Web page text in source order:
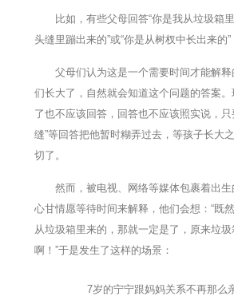
比如，有些父母回答“你是我从垃圾箱
头缝里蹦出来的”或“你是从树杈中长出来的”
父母们认为这是一个需要时间才能解
们长大了，自然就会知道这个问题的答案
了也不应该回答，回答也不应该照实说，只
缝”等回答把他暂时糊弄过去，等孩子长大
切了。
然而，被电视、网络等媒体包裹着出
心甘情愿等待时间来解释，他们会想：“既
从垃圾箱里来的，那就一定是了，原来垃
啊！”于是发生了这样的场景：
7岁的宁宁跟妈妈关系不再那么